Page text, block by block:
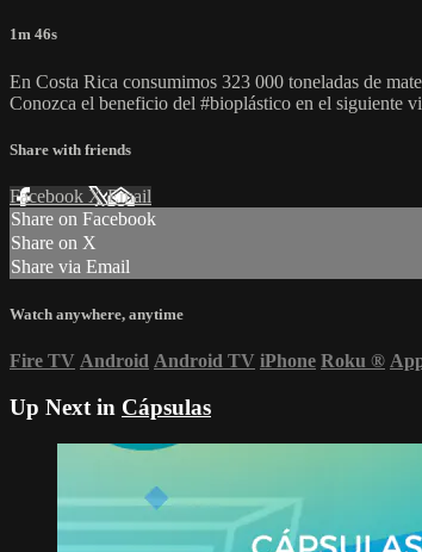
1m 46s
En Costa Rica consumimos 323 000 toneladas de
Conozca el beneficio del #bioplástico en el siguiente
Share with friends
Facebook XEmail
Share on Facebook
Share on X
Share via Email
Watch anywhere, anytime
Fire TV Android Android TV iPhone Roku ®
Up Next in Cápsulas